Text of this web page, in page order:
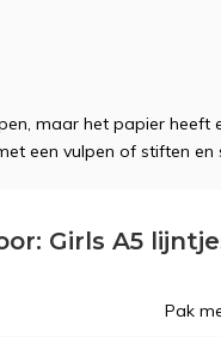
maar het papier heeft
een vulpen of stiften
Girls A5
Pak